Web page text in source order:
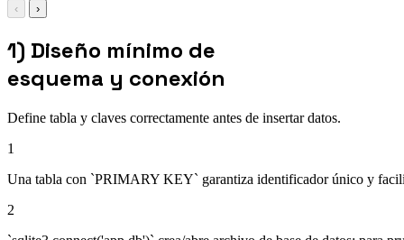
‹ ›
1) Diseño mínimo de
esquema y conexión
Define tabla y claves correctamente antes de insertar datos.
1
Una tabla con `PRIMARY KEY` garantiza identificador único y
2